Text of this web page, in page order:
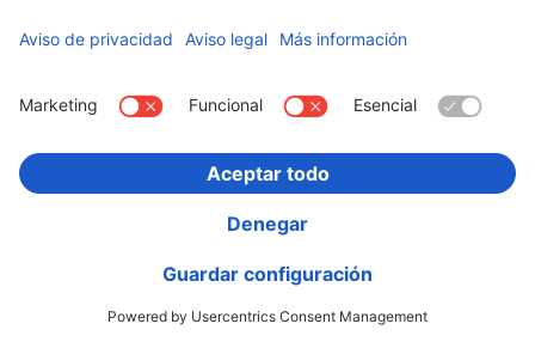
Business-Portal
Escoger Pais
Declaración de accesibilidad